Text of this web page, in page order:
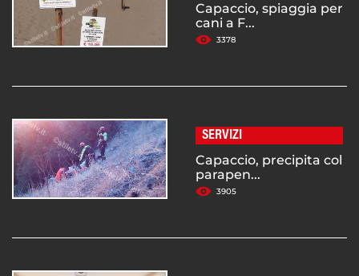
Capaccio, spiaggia per
cani a F...
3378
SERVIZI
Capaccio, precipita col
parapen...
3905